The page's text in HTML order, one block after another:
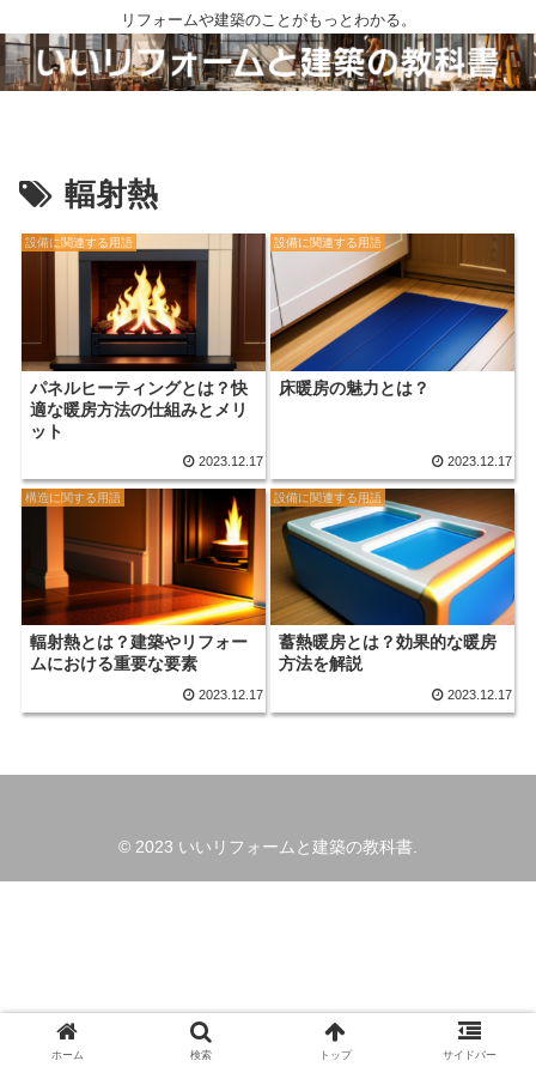
リフォームや建築のことがもっとわかる。
輻射熱
設備に関連する用語
パネルヒーティングとは？快
適な暖房方法の仕組みとメリ
ット
2023.12.17
設備に関連する用語
床暖房の魅力とは？
2023.12.17
構造に関する用語
輻射熱とは？建築やリフォー
ムにおける重要な要素
2023.12.17
設備に関連する用語
蓄熱暖房とは？効果的な暖房
方法を解説
2023.12.17
© 2023 いいリフォームと建築の教科書.
ホーム 検索 トップ サイドバー